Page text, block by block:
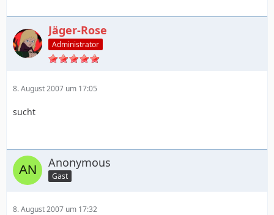
Jäger-Rose
Administrator
8. August 2007 um 17:05
sucht
Anonymous
Gast
8. August 2007 um 17:32